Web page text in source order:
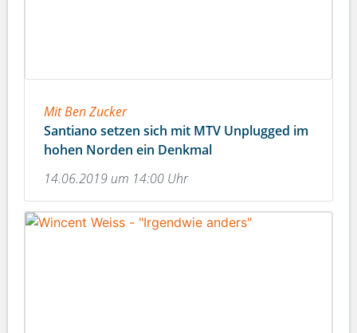
Mit Ben Zucker
Santiano setzen sich mit MTV Unplugged im
hohen Norden ein Denkmal
14.06.2019 um 14:00 Uhr